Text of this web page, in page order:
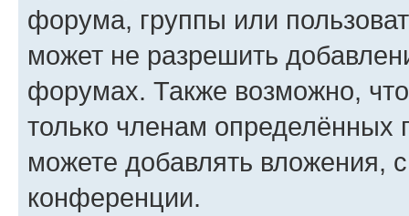
форума, группы или
может не разрешить
форумах. Также возможно,
только членам определённых
можете добавлять вложения,
конференции.